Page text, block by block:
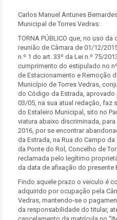
Carlos Manuel Antunes
Municipal de Torres Vedras:
TORNA PÚBLICO que, no uso
reunião de Câmara de 01/12/
n.º 1 do art. 33º da Lei n.º 75/
cumprimento do estipulado no
de Estacionamento e Remoção
Município de Torres Vedras,
do Código da Estrada,
03/05, na sua atual redação, faz
do Estaleiro Municipal, sito no
viatura abaixo discriminada,
2016, por se encontrar
da Estrada, na Rua do Campo
da Ponte do Rol, Concelho de
reclamada pelo legítimo
da data de afixação do presente
Findo aquele prazo o veiculo é
adquirido por ocupação pela
Vedras, mantendo-se o
da responsabilidade do titular,